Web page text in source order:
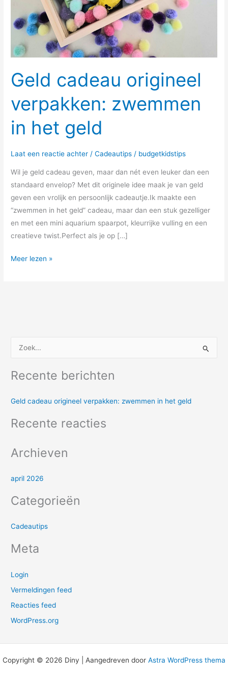
Geld cadeau origineel
verpakken: zwemmen
in het geld
Laat een reactie achter /Cadeautips / budgetkidstips
Wil je geld cadeau geven, maar dan nét even leuker dan een
standaard envelop? Met dit originele idee maak je van geld
geven een vrolijk en persoonlijk cadeautje.Ik maakte een
“zwemmen in het geld” cadeau, maar dan een stuk gezelliger
en met een mini aquarium spaarpot, kleurrijke vulling en een
creatieve twist.Perfect als je op […]
Meer lezen »
e
n
a
:
Recente berichten
Geld cadeau origineel verpakken: zwemmen in het geld
Recente reacties
Archieven
april 2026
Categorieën
Cadeautips
Meta
Login
Vermeldingen feed
Reacties feed
WordPress.org
Copyright © 2026 Diny | Aangedreven door Astra WordPress thema